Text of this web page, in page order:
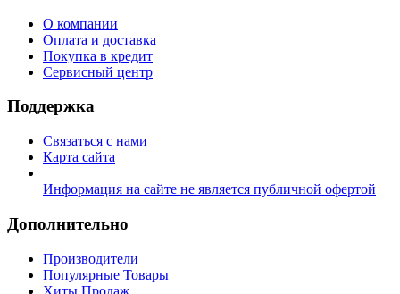
О компании
Оплата и доставка
Покупка в кредит
Сервисный центр
Поддержка
Связаться с нами
Карта сайта
Информация на сайте не является публичной офертой
Дополнительно
Производители
Популярные Товары
Хиты Продаж